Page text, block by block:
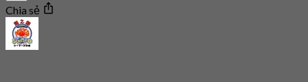
Chia sẻ